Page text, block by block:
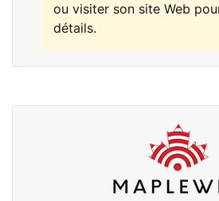
ou visiter son site Web
détails.